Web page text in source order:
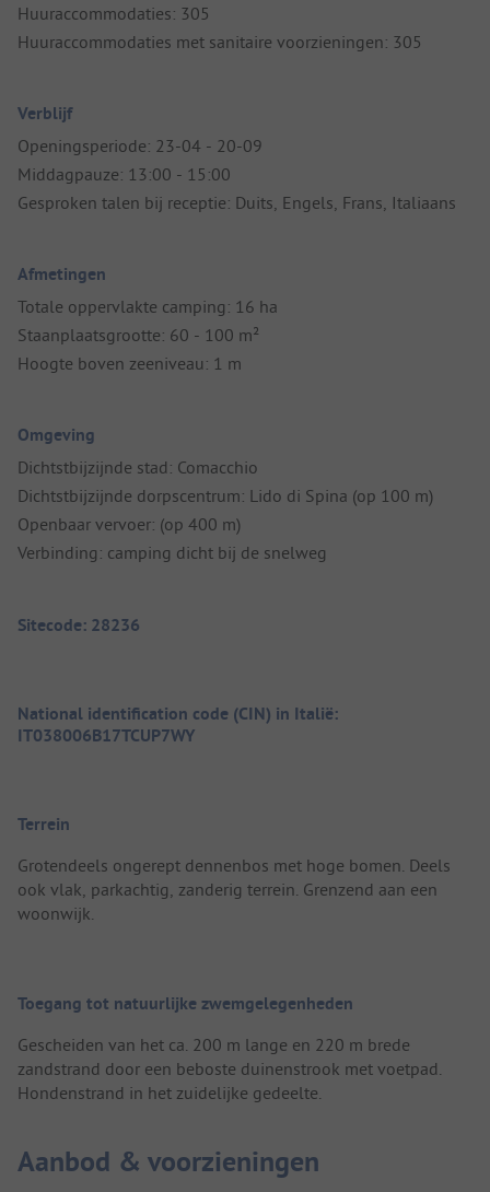
Huuraccommodaties: 305
Huuraccommodaties met sanitaire voorzieningen: 305
Verblijf
Openingsperiode: 23-04 - 20-09
Middagpauze: 13:00 - 15:00
Gesproken talen bij receptie: Duits, Engels, Frans, Italiaans
Afmetingen
Totale oppervlakte camping: 16 ha
Staanplaatsgrootte: 60 - 100 m²
Hoogte boven zeeniveau: 1 m
Omgeving
Dichtstbijzijnde stad: Comacchio
Dichtstbijzijnde dorpscentrum: Lido di Spina (op 100 m)
Openbaar vervoer: (op 400 m)
Verbinding: camping dicht bij de snelweg
Sitecode: 28236
National identification code (CIN) in Italië:
IT038006B17TCUP7WY
Terrein
Grotendeels ongerept dennenbos met hoge bomen. Deels
ook vlak, parkachtig, zanderig terrein. Grenzend aan een
woonwijk.
Toegang tot natuurlijke zwemgelegenheden
Gescheiden van het ca. 200 m lange en 220 m brede
zandstrand door een beboste duinenstrook met voetpad.
Hondenstrand in het zuidelijke gedeelte.
Aanbod & voorzieningen